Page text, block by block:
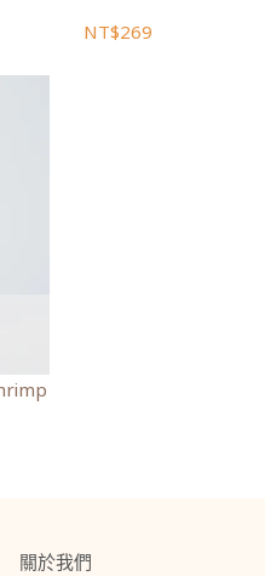
NT$269
Shrimp
關於我們